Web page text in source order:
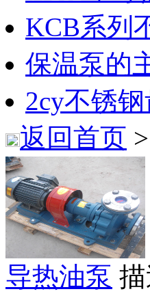
KCB系列
保温泵的
2cy不锈
返回首页 >
导热油泵